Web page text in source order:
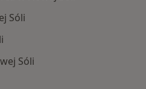
Sóli
Sóli